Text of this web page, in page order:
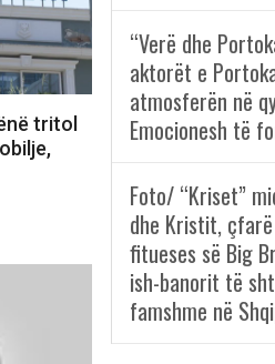
tritol
“Verë dhe
aktorët e
atmosferën në
Emocionesh të
Foto/ “Kriset”
dhe Kristit,
fitueses së Big
ish-banorit të
famshme në